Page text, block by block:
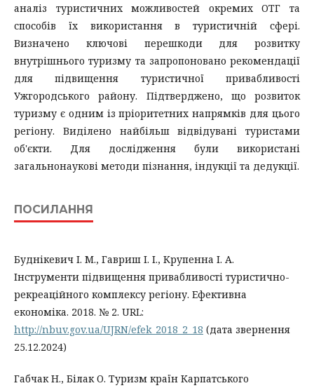
аналіз туристичних можливостей окремих ОТГ та
способів їх використання в туристичній сфері.
Визначено ключові перешкоди для розвитку
внутрішнього туризму та запропоновано рекомендації
для підвищення туристичної привабливості
Ужгородського району. Підтверджено, що розвиток
туризму є одним із пріоритетних напрямків для цього
регіону. Виділено найбільш відвідувані туристами
об'єкти. Для дослідження були використані
загальнонаукові методи пізнання, індукції та дедукції.
ПОСИЛАННЯ
Буднікевич І. М., Гавриш І. І., Крупенна І. А.
Інструменти підвищення привабливості туристично-
рекреаційного комплексу регіону. Ефективна
економіка. 2018. № 2. URL:
http://nbuv.gov.ua/UJRN/efek_2018_2_18 (дата звернення
25.12.2024)
Габчак Н., Білак О. Туризм країн Карпатського